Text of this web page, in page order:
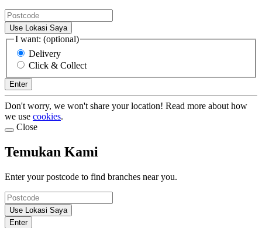
Use Lokasi Saya
I want: (optional)
Delivery
Click & Collect
Enter
Don't worry, we won't share your location! Read more about how
we use cookies.
Close
Temukan Kami
Enter your postcode to find branches near you.
Use Lokasi Saya
Enter